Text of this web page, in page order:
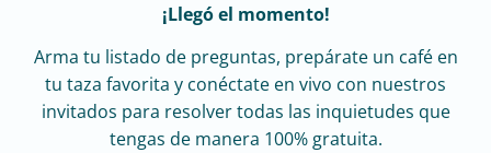
¡Llegó el momento!
Arma tu listado de preguntas, prepárate un café en
tu taza favorita y conéctate en vivo con nuestros
invitados para resolver todas las inquietudes que
tengas de manera 100% gratuita.